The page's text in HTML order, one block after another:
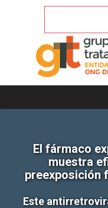
El fármaco
muestra
preexposición
Este